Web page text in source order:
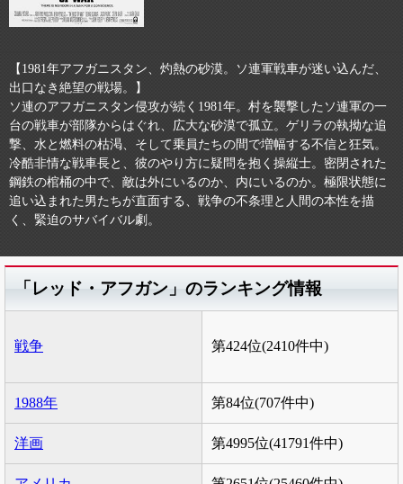
【1981年アフガニスタン、灼熱の砂漠。ソ連軍戦車が迷い込んだ、
出口なき絶望の戦場。】
ソ連のアフガニスタン侵攻が続く1981年。村を襲撃したソ連軍の一
台の戦車が部隊からはぐれ、広大な砂漠で孤立。ゲリラの執拗な追
撃、水と燃料の枯渇、そして乗員たちの間で増幅する不信と狂気。
冷酷非情な戦車長と、彼のやり方に疑問を抱く操縦士。密閉された
鋼鉄の棺桶の中で、敵は外にいるのか、内にいるのか。極限状態に
追い込まれた男たちが直面する、戦争の不条理と人間の本性を描
く、緊迫のサバイバル劇。
「レッド・アフガン」のランキング情報
戦争 第424位(2410件中)
1988年 第84位(707件中)
洋画 第4995位(41791件中)